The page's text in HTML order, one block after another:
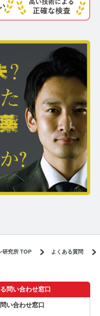
研究所 TOP よくある質問
問い合わせ窓口
い合わせ窓口